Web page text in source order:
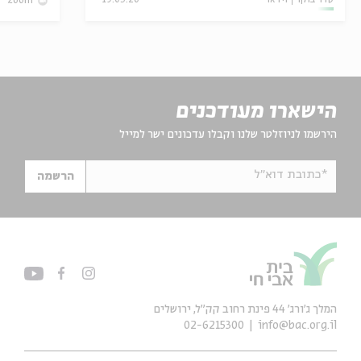
הישארו מעודכנים
הירשמו לניוזלטר שלנו וקבלו עדכונים ישר למייל
*כתובת דוא"ל הרשמה
המלך ג'ורג' 44 פינת רחוב קק״ל, ירושלים
info@bac.org.il
02-6215300